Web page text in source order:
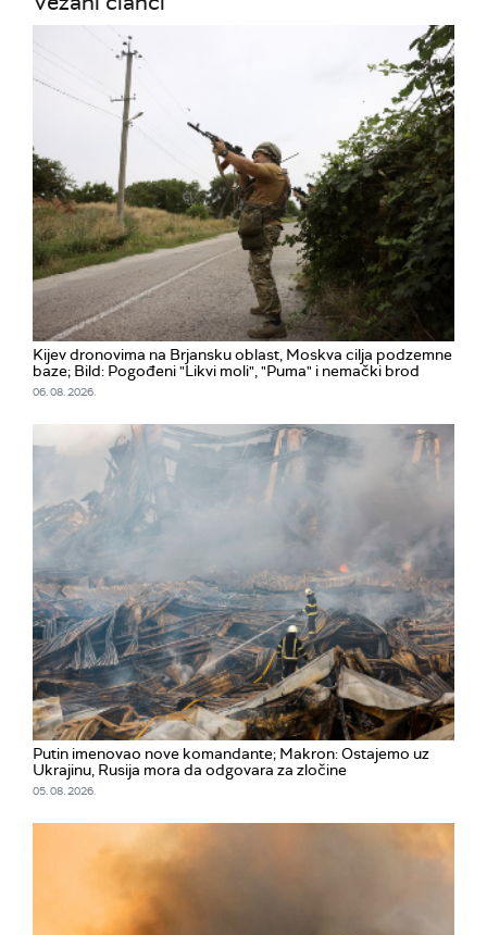
Kijev dronovima na Brjansku oblast, Moskva cilja podzemne
baze; Bild: Pogođeni "Likvi moli", "Puma" i nemački brod
06. 08. 2026.
Putin imenovao nove komandante; Makron: Ostajemo uz
Ukrajinu, Rusija mora da odgovara za zločine
05. 08. 2026.